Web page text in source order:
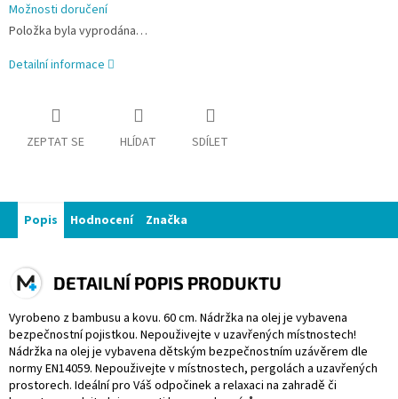
Možnosti doručení
Položka byla vyprodána…
Detailní informace
ZEPTAT SE HLÍDAT SDÍLET
Popis Hodnocení Značka
DETAILNÍ POPIS PRODUKTU
Vyrobeno z bambusu a kovu. 60 cm. Nádržka na olej je vybavena
bezpečnostní pojistkou. Nepouživejte v uzavřených místnostech!
Nádržka na olej je vybavena dětským bezpečnostním uzávěrem dle
normy EN14059. Nepouživejte v místnostech, pergolách a uzavřených
prostorech. Ideální pro Váš odpočinek a relaxaci na zahradě či